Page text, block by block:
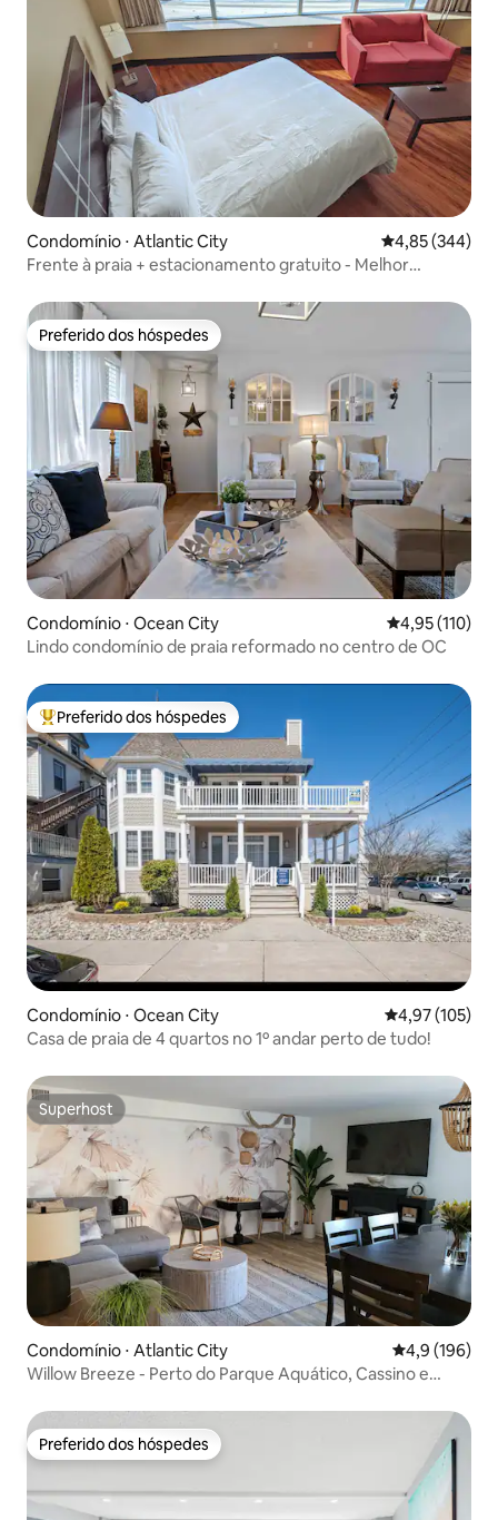
Condomínio ⋅ Atlantic City 4,85 de uma
4,85 (344)
Frente à praia + estacionamento gratuito - Melhor
Preferido dos hóspedes
Preferido dos hóspedes
Condomínio ⋅ Ocean City 4,95 de uma
4,95 (110)
Lindo condomínio de praia reformado no centro de OC
Entre os melhores preferidos dos hóspedes
Preferido dos hóspedes
Condomínio ⋅ Ocean City 4,97 de uma
4,97 (105)
Casa de praia de 4 quartos no 1º andar perto de tudo!
Superhost
Superhost
Condomínio ⋅ Atlantic City 4,9 de uma
4,9 (196)
Willow Breeze - Perto do Parque Aquático, Cassino e
Preferido dos hóspedes
Preferido dos hóspedes